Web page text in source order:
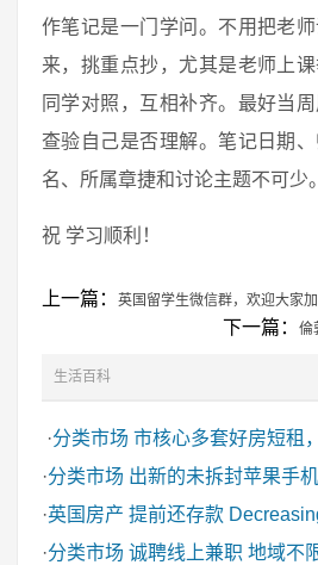
作笔记是一门学问。不用把老
来，挑重点抄，尤其是老师上
同学对照，互相补齐。最好当
查验自己是否理解。笔记日期
名、所属章捷和讨论主题不可少。
祝 学习顺利！
上一篇： 英国留学生微信群，欢迎大家
下一篇： 倫
生活百科
·分类市场 市核心多套好房短租
·分类市场 出新的未拆封苹果手
·英国房产 提前还存款
·分类市场 诚聘线上兼职 地域不